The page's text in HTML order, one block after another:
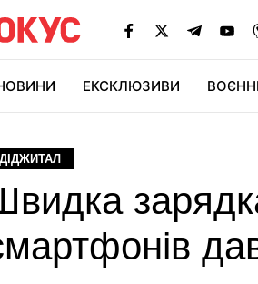
ЕКСКЛЮЗИВИ
ДІДЖИТАЛ